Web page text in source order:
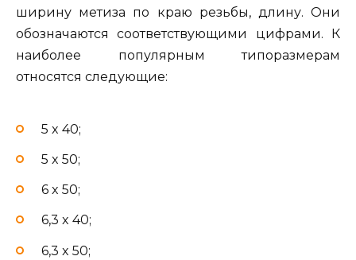
ширину метиза по краю резьбы, длину. Они
обозначаются соответствующими цифрами. К
наиболее популярным типоразмерам
относятся следующие:
5 x 40;
5 x 50;
6 x 50;
6,3 x 40;
6,3 x 50;